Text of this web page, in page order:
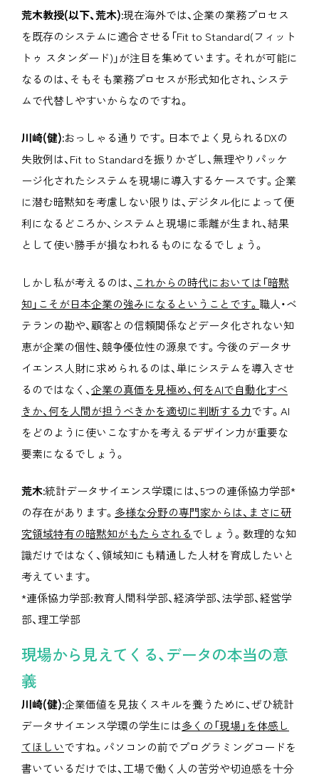
荒木教授(以下、荒木):現在海外では、企業の業務プロセス
を既存のシステムに適合させる「Fit to Standard(フィット
トゥ スタンダード)」が注目を集めています。それが可能に
なるのは、そもそも業務プロセスが形式知化され、システ
ムで代替しやすいからなのですね。
川崎(健):おっしゃる通りです。日本でよく見られるDXの
失敗例は、Fit to Standardを振りかざし、無理やりパッケ
ージ化されたシステムを現場に導入するケースです。企業
に潜む暗黙知を考慮しない限りは、デジタル化によって便
利になるどころか、システムと現場に乖離が生まれ、結果
として使い勝手が損なわれるものになるでしょう。
しかし私が考えるのは、 これからの時代においては「暗黙
知」こそが日本企業の強みになるということです。 職人・ベ
テランの勘や、顧客との信頼関係などデータ化されない知
恵が企業の個性、競争優位性の源泉です。今後のデータサ
イエンス人財に求められるのは、単にシステムを導入させ
るのではなく、企業の真価を見極め、何をAIで自動化すべ
きか、何を人間が担うべきかを適切に判断する力です。AI
をどのように使いこなすかを考えるデザイン力が重要な
要素になるでしょう。
荒木:統計データサイエンス学環には、5つの連係協力学部*
の存在があります。 多様な分野の専門家からは、まさに研
究領域特有の暗黙知がもたらされるでしょう。数理的な知
識だけではなく、領域知にも精通した人材を育成したいと
考えています。
*連係協力学部:教育人間科学部、経済学部、法学部、経営学
部、理工学部
現場から見えてくる、データの本当の意
義
川崎(健):企業価値を見抜くスキルを養うために、ぜひ統計
データサイエンス学環の学生には多くの「現場」を体感し
てほしいですね。パソコンの前でプログラミングコードを
書いているだけでは、工場で働く人の苦労や切迫感を十分